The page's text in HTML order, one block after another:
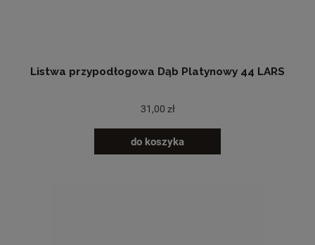
Listwa przypodłogowa Dąb Platynowy 44 LARS
31,00 zł
do koszyka